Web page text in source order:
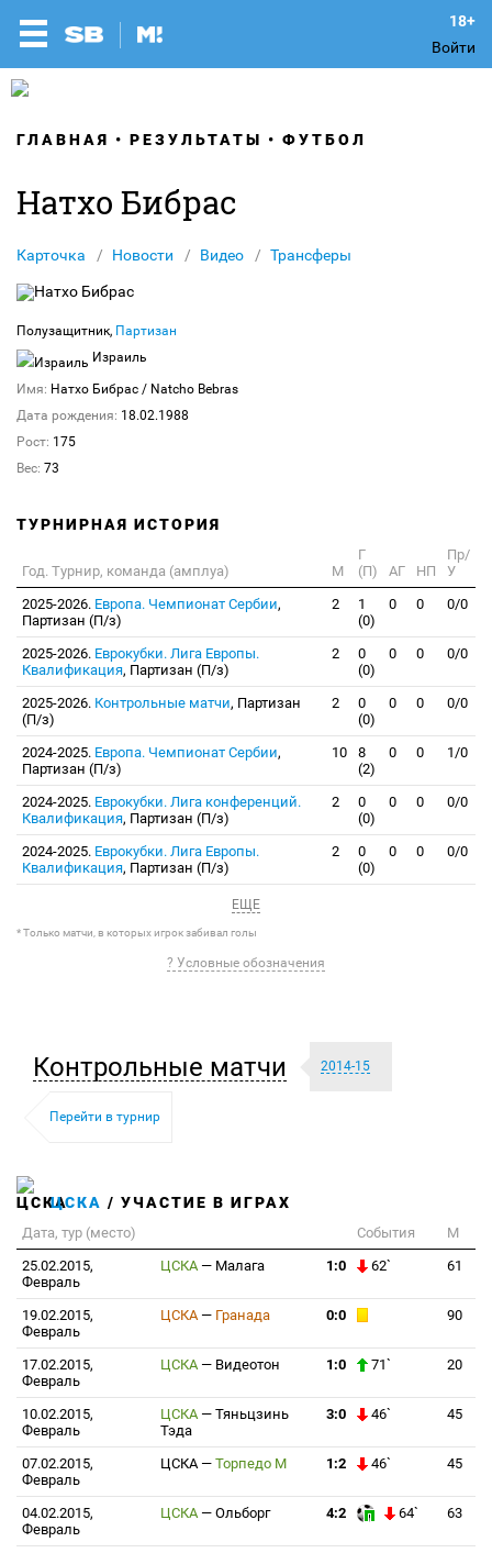
Войти
ГЛАВНАЯ РЕЗУЛЬТАТЫ ФУТБОЛ
Натхо Бибрас
Карточка Новости Видео Трансферы
Полузащитник, Партизан
Израиль
Имя: Натхо Бибрас / Natcho Bebras
Дата рождения: 18.02.1988
Рост: 175
Вес: 73
ТУРНИРНАЯ ИСТОРИЯ
Год. Турнир, команда (амплуа) М
Г
(П)
АГ НП
Пр/
У
2025-2026. Европа. Чемпионат Сербии,
Партизан (П/з)
2
1
(0)
0 0 0/0
2025-2026. Еврокубки. Лига Европы.
Квалификация, Партизан (П/з)
2
0
(0)
0 0 0/0
2025-2026. Контрольные матчи, Партизан
(П/з)
2
0
(0)
0 0 0/0
2024-2025. Европа. Чемпионат Сербии,
Партизан (П/з)
10
8
(2)
0 0 1/0
2024-2025. Еврокубки. Лига конференций.
Квалификация, Партизан (П/з)
2
0
(0)
0 0 0/0
2024-2025. Еврокубки. Лига Европы.
Квалификация, Партизан (П/з)
2
0
(0)
0 0 0/0
ЕЩЕ
* Только матчи, в которых игрок забивал голы
? Условные обозначения
Контрольные матчи 2014-15
Перейти в турнир
ЦСКА / УЧАСТИЕ В ИГРАХ
Дата, тур (место) События
М
25.02.2015,
Февраль
ЦСКА — Малага 1:0 62` 61
19.02.2015,
Февраль
ЦСКА — Гранада 0:0 90
17.02.2015,
Февраль
ЦСКА — Видеотон 1:0 71` 20
10.02.2015,
Февраль
ЦСКА — Тяньцзинь
Тэда
3:0 46` 45
07.02.2015,
Февраль
ЦСКА — Торпедо М 1:2 46` 45
04.02.2015,
Февраль
ЦСКА — Ольборг 4:2 64` 63